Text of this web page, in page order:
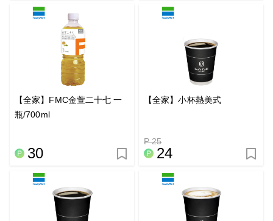
【全家】FMC金萱二十七 一
瓶/700ml
30
【全家】小杯熱美式
P 25
24